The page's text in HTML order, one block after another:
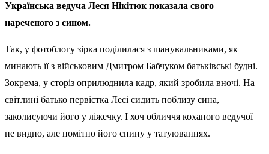
Українська ведуча Леся Нікітюк показала свого
нареченого з сином.
Так, у фотоблогу зірка поділилася з шанувальниками, як
минають її з військовим Дмитром Бабчуком батьківські будні.
Зокрема, у сторіз оприлюднила кадр, який зробила вночі. На
світлині батько первістка Лесі сидить поблизу сина,
заколисуючи його у ліжечку. І хоч обличчя коханого ведучої
не видно, але помітно його спину у татуюваннях.